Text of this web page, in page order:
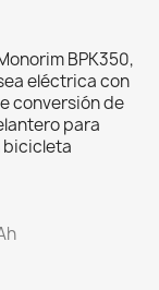
BPK350,
eléctrica con
conversión de
para
bicicleta